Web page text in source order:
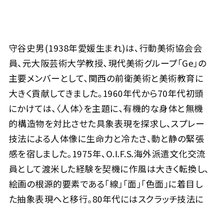
守谷史男(1938年愛媛生まれ)は、行動美術協会会
員、元大阪芸術大学教授、現代美術グループ「Ge」の
主要メンバーとして、関西の前衛美術と美術教育に
大きく貢献してきました。1960年代から70年代初頭
にかけては、〈人体〉を主題に、有機的な身体と無機
的構造物を対比させた具象表現を探求し、スプレー
技法による人体像に生命力と冷たさ、動と静の緊張
感を宿しました。1975年、O.I.F.S.海外派遣文化交流
員として渡米した経験を契機に作風は大きく転換し、
絵画の根源的要素である「線」「面」「色面」に着目し
た抽象表現へと移行。80年代にはスクラッチ技法に